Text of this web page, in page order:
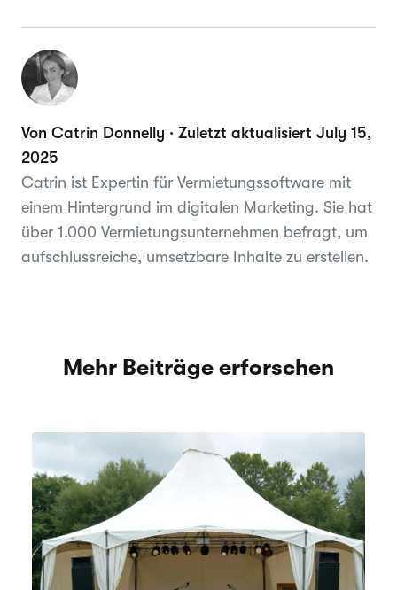
Von Catrin Donnelly · Zuletzt aktualisiert July 15,
2025
Catrin ist Expertin für Vermietungssoftware mit
einem Hintergrund im digitalen Marketing. Sie hat
über 1.000 Vermietungsunternehmen befragt, um
aufschlussreiche, umsetzbare Inhalte zu erstellen.
Mehr Beiträge erforschen